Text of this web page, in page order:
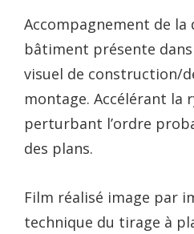
Accompagnement de la
bâtiment présente dans
visuel de construction/
montage. Accélérant la
perturbant l’ordre
des plans.
Film réalisé image par
technique du tirage à